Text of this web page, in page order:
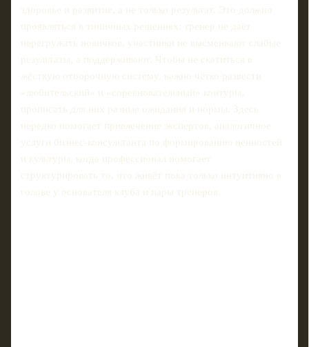
здоровье и развитие, а не только результат. Это должно
проявляться в типичных решениях: тренер не даёт
перегружать новичков, участники не высмеивают слабые
результаты, а поддерживают. Чтобы не скатиться в
жёсткую отборочную систему, важно чётко развести
«любительский» и «соревновательный» контуры,
прописать для них разные ожидания и нормы. Здесь
нередко помогает привлечение экспертов, аналогичное
услуги бизнес-консультанта по формированию ценностей
и культуры, когда профессионал помогает
структурировать то, что живёт пока только интуитивно в
голове у основателя клуба и пары тренеров.